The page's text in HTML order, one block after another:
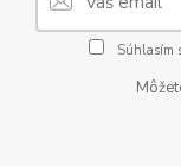
Súhlasím